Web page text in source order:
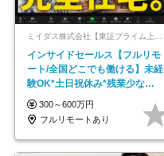
インサイドセールス【フルリモ
ート/全国どこでも働ける】未経
験OK*土日祝休み*残業少なめ*
在宅勤務手当あり
300～600万円
フルリモートあり